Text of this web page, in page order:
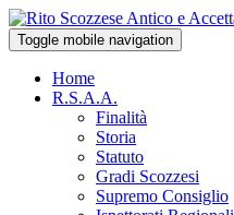
Toggle mobile navigation
Home
R.S.A.A.
Finalità
Storia
Statuto
Gradi Scozzesi
Supremo Consiglio